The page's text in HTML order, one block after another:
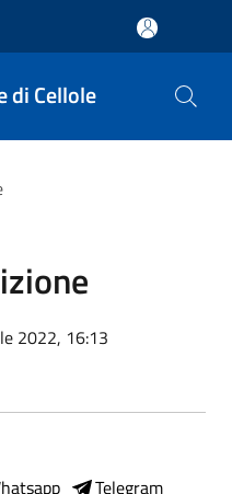
di Cellole
2022, 16:13
Telegram